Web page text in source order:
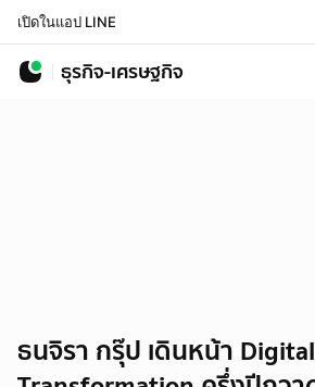
เปิดในแอป LINE
ธุรกิจ-เศรษฐกิจ
ธนจิรา กรุ๊ป เดินหน้า Digital